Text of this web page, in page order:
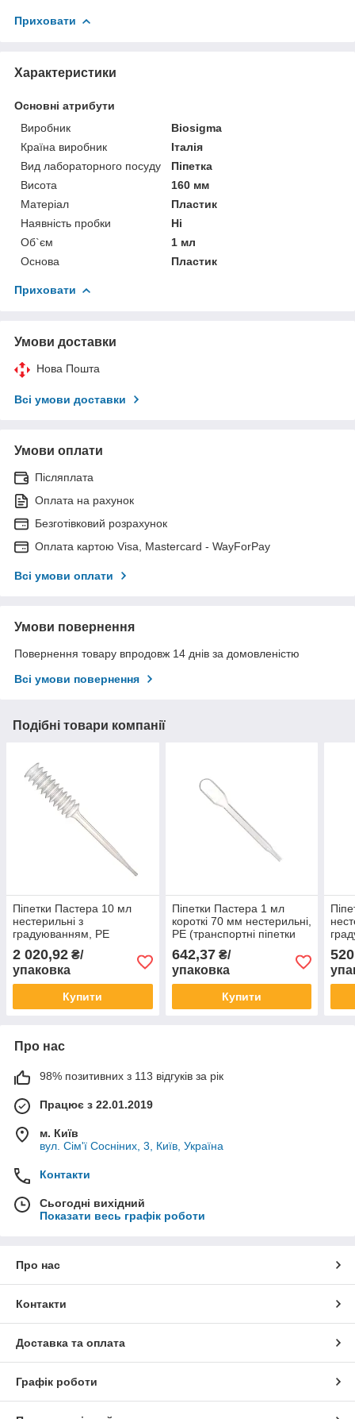
Приховати
Характеристики
Основні атрибути
Виробник
Biosigma
Країна виробник
Італія
Вид лабораторного посуду
Піпетка
Висота
160 мм
Матеріал
Пластик
Наявність пробки
Ні
Об`єм
1 мл
Основа
Пластик
Приховати
Умови доставки
Нова Пошта
Всі умови доставки
Умови оплати
Післяплата
Оплата на рахунок
Безготівковий розрахунок
Оплата картою Visa, Mastercard - WayForPay
Всі умови оплати
Умови повернення
Повернення товару впродовж 14 днів за домовленістю
Всі умови повернення
Подібні товари компанії
Піпетки Пастера 10 мл
нестерильні з
градуюванням, PE
(транспортні піпетки 250
шт в упаковці)
2 020,92 ₴/
упаковка
Купити
Піпетки Пастера 1 мл
короткі 70 мм нестерильні,
PE (транспортні піпетки
500 шт в упаковці)
642,37₴/
упаковка
Купити
шт в
Про нас
98% позитивних з 113 відгуків за рік
Працює з 22.01.2019
м. Київ
вул. Сім'ї Сосніних, 3, Київ, Україна
Контакти
Сьогодні вихідний
Показати весь графік роботи
Про нас
Контакти
Доставка та оплата
Графік роботи